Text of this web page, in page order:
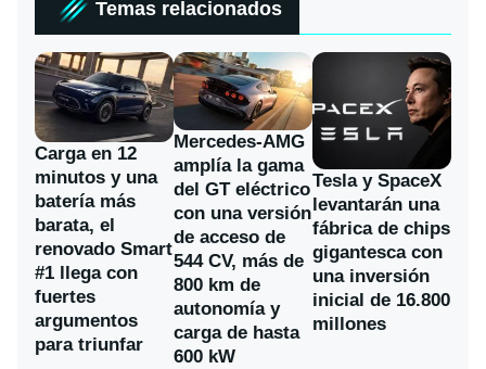
Temas relacionados
Carga en 12
minutos y una
batería más
barata, el
renovado Smart
#1 llega con
fuertes
argumentos
para triunfar
Mercedes-AMG
amplía la gama
del GT eléctrico
con una versión
de acceso de
544 CV, más de
800 km de
autonomía y
carga de hasta
600 kW
Tesla y SpaceX
levantarán una
fábrica de chips
gigantesca con
una inversión
inicial de 16.800
millones